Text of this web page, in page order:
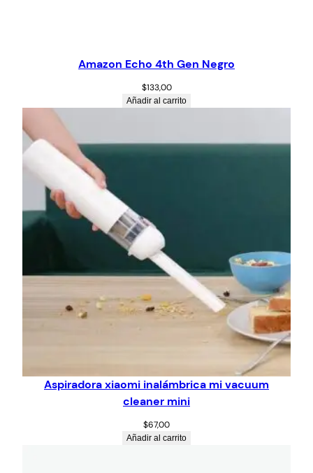
Amazon Echo 4th Gen Negro
$133,00
Añadir al carrito
Aspiradora xiaomi inalámbrica mi vacuum
cleaner mini
$67,00
Añadir al carrito